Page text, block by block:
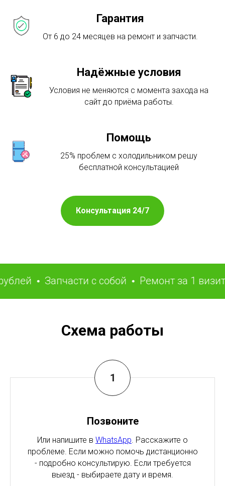
Гарантия
От 6 до 24 месяцев на ремонт и запчасти.
Надёжные условия
Условия не меняются с момента захода на
сайт до приёма работы.
Помощь
25% проблем с холодильником решу
бесплатной консультацией
Консультация 24/7
Запчасти с собой Ремонт за 1 визит
Схема работы
Позвоните
Или напишите в WhatsApp . Расскажите о
проблеме. Если можно помочь дистанционно
- подробно консультирую. Если требуется
выезд - выбираете дату и время.